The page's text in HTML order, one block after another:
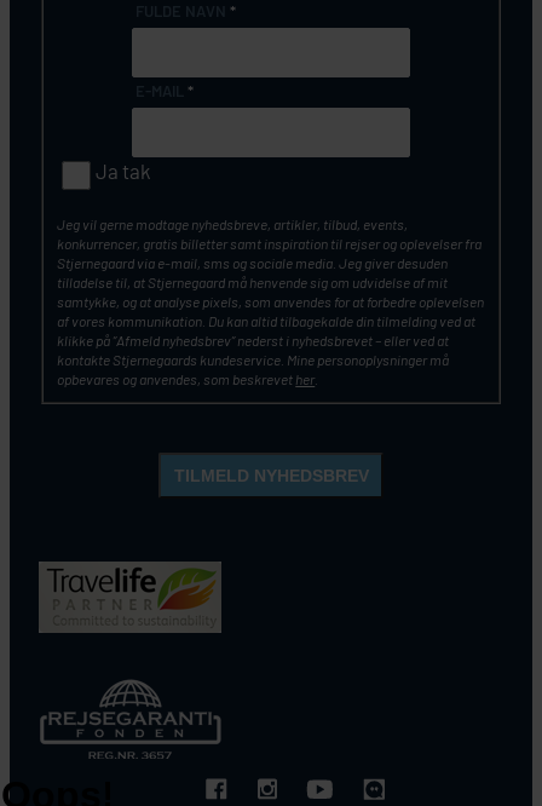
*
*
Ja tak
Jeg vil gerne modtage nyhedsbreve, artikler, tilbud, events,
konkurrencer, gratis billetter samt inspiration til rejser og oplevelser fra
Stjernegaard via e-mail, sms og sociale media. Jeg giver desuden
tilladelse til, at Stjernegaard må henvende sig om udvidelse af mit
samtykke, og at analyse pixels, som anvendes for at forbedre oplevelsen
af vores kommunikation. Du kan altid tilbagekalde din tilmelding ved at
klikke på ”Afmeld nyhedsbrev” nederst i nyhedsbrevet – eller ved at
kontakte Stjernegaards kundeservice. Mine personoplysninger må
opbevares og anvendes, som beskrevet her